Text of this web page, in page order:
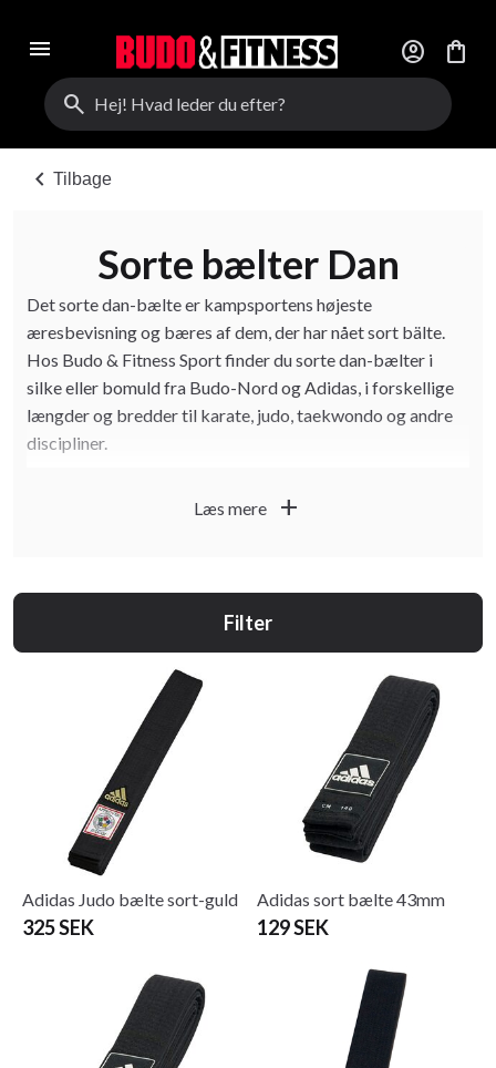
menu account_circle
shopping_bag
search
chevron_left Tilbage
Sorte bælter Dan
Det sorte dan-bælte er kampsportens højeste
æresbevisning og bæres af dem, der har nået sort bälte.
Hos Budo & Fitness Sport finder du sorte dan-bælter i
silke eller bomuld fra Budo-Nord og Adidas, i forskellige
længder og bredder til karate, judo, taekwondo og andre
discipliner.
stiltegn eller Kanji i ønsket trådfarve og skrifttype. Læs
Læs mere add
Filter
Adidas Judo bælte sort-guld
325 SEK
Adidas sort bælte 43mm
129 SEK